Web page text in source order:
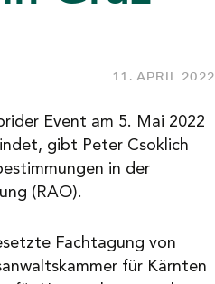
11. APRIL 2022
Event am 5. Mai 2022
gibt Peter Csoklich
in der
(RAO).
Fachtagung von
für Kärnten